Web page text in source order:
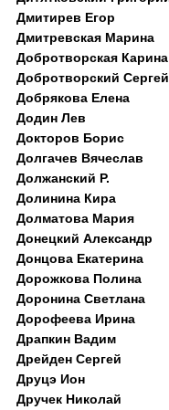
Дмитирев Егор
Дмитревская Марина
Добротворская Карина
Добротворский Сергей
Добрякова Елена
Додин Лев
Докторов Борис
Долгачев Вячеслав
Должанский Р.
Долинина Кира
Долматова Мария
Донецкий Александр
Донцова Екатерина
Дорожкова Полина
Доронина Светлана
Дорофеева Ирина
Драпкин Вадим
Дрейден Сергей
Друцэ Ион
Дручек Николай